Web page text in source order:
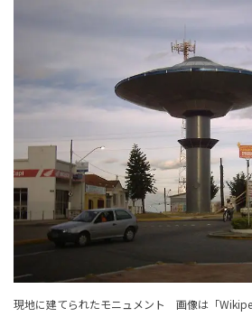
現地に建てられたモニュメント 画像は「